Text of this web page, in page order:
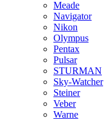
Meade
Navigator
Nikon
Olympus
Pentax
Pulsar
STURMAN
Sky-Watcher
Steiner
Veber
Warne